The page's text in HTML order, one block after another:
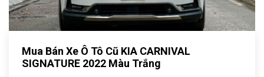
Mua Bán Xe Ô Tô Cũ KIA CARNIVAL
SIGNATURE 2022 Màu Trắng